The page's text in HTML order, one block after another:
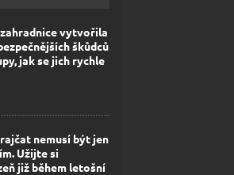
vytvořila
škůdců
jak se jich rychle
nemusí být jen
Užijte si
již během letošní